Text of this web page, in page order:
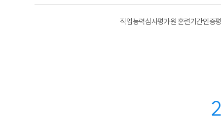
직업능력심사평가원 훈련기간인증